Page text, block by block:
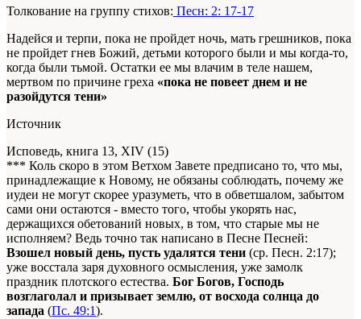
Толкование на группу стихов: Песн: 2: 17-17
Надейся и терпи, пока не пройдет ночь, мать грешников, пока
не пройдет гнев Божий, детьми которого были и мы когда-то,
когда были тьмой. Остатки ее мы влачим в теле нашем,
мертвом по причине греха «пока не повеет днем и не
разойдутся тени»
Источник
Исповедь, книга 13, XIV (15)
*** Коль скоро в этом Ветхом Завете предписано то, что мы,
принадлежащие к Новому, не обязаны соблюдать, почему же
иудеи не могут скорее уразуметь, что в обветшалом, забытом
сами они остаются - вместо того, чтобы укорять нас,
держащихся обетований новых, в том, что старые мы не
исполняем? Ведь точно так написано в Песне Песней:
Взошел новый день, пусть удалятся тени (ср. Песн. 2:17);
уже восстала заря духовного осмысления, уже замолк
праздник плотского естества. Бог Богов, Господь
возглаголал и призывает землю, от восхода солнца до
запада (Пс. 49:1).